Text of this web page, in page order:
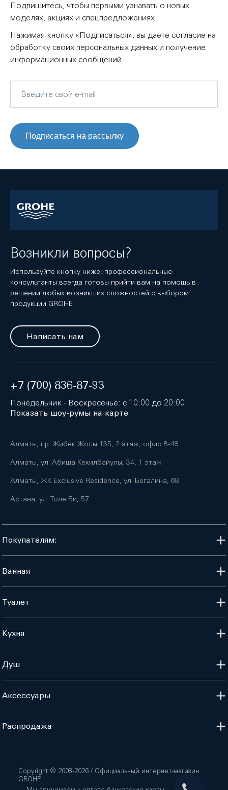
Подпишитесь, чтобы первыми узнавать о новых
моделях, акциях и спецпредложениях.
Нажимая кнопку «Подписаться», вы даете согласие на
обработку своих персональных данных и получение
информационных сообщений.
Подписаться на рассылку
Возникли вопросы?
Используйте кнопку ниже, профессиональные
консультанты всегда готовы прийти вам на помощь в
решении любых возникших сложностей с выбором
продукции GROHE
Написать нам
+7 (700) 836-87-93
Понедельник - Воскресенье: с 10:00 до 20:00
Показать шоу-румы на карте
Алматы, пр. Жибек Жолы 135, 2 этаж, офис B-48
Алматы, ул. Абиша Кекилбайулы, 34, 1 этаж
Алматы, ЖК Exclusive Residence, ул. Бегалина, 68
Астана, ул. Толе Би, 57
Покупателям:
Ванная
Туалет
Кухня
Душ
Аксессуары
Распродажа
Copyright © 2008-2026 / Официальный интернет-магазин
GROHE